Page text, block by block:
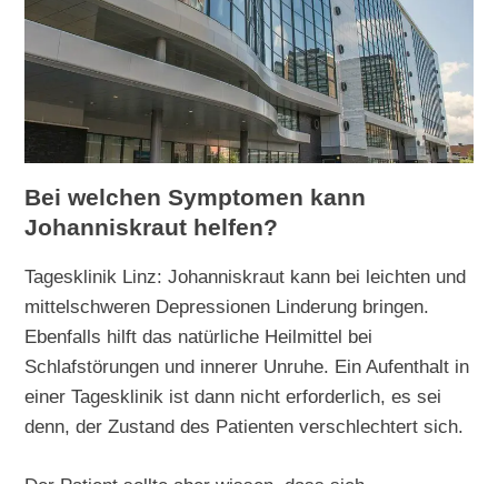
Bei welchen Symptomen kann
Johanniskraut helfen?
Tagesklinik Linz: Johanniskraut kann bei leichten und
mittelschweren Depressionen Linderung bringen.
Ebenfalls hilft das natürliche Heilmittel bei
Schlafstörungen und innerer Unruhe. Ein Aufenthalt in
einer Tagesklinik ist dann nicht erforderlich, es sei
denn, der Zustand des Patienten verschlechtert sich.